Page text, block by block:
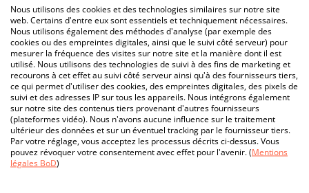
Nous utilisons des cookies et des technologies similaires sur notre site
web. Certains d'entre eux sont essentiels et techniquement nécessaires.
Nous utilisons également des méthodes d'analyse (par exemple des
cookies ou des empreintes digitales, ainsi que le suivi côté serveur) pour
mesurer la fréquence des visites sur notre site et la manière dont il est
utilisé. Nous utilisons des technologies de suivi à des fins de marketing et
recourons à cet effet au suivi côté serveur ainsi qu'à des fournisseurs tiers,
ce qui permet d'utiliser des cookies, des empreintes digitales, des pixels de
suivi et des adresses IP sur tous les appareils. Nous intégrons également
sur notre site des contenus tiers provenant d'autres fournisseurs
(plateformes vidéo). Nous n'avons aucune influence sur le traitement
ultérieur des données et sur un éventuel tracking par le fournisseur tiers.
Par votre réglage, vous acceptez les processus décrits ci-dessus. Vous
pouvez révoquer votre consentement avec effet pour l'avenir. (Mentions
légales BoD)